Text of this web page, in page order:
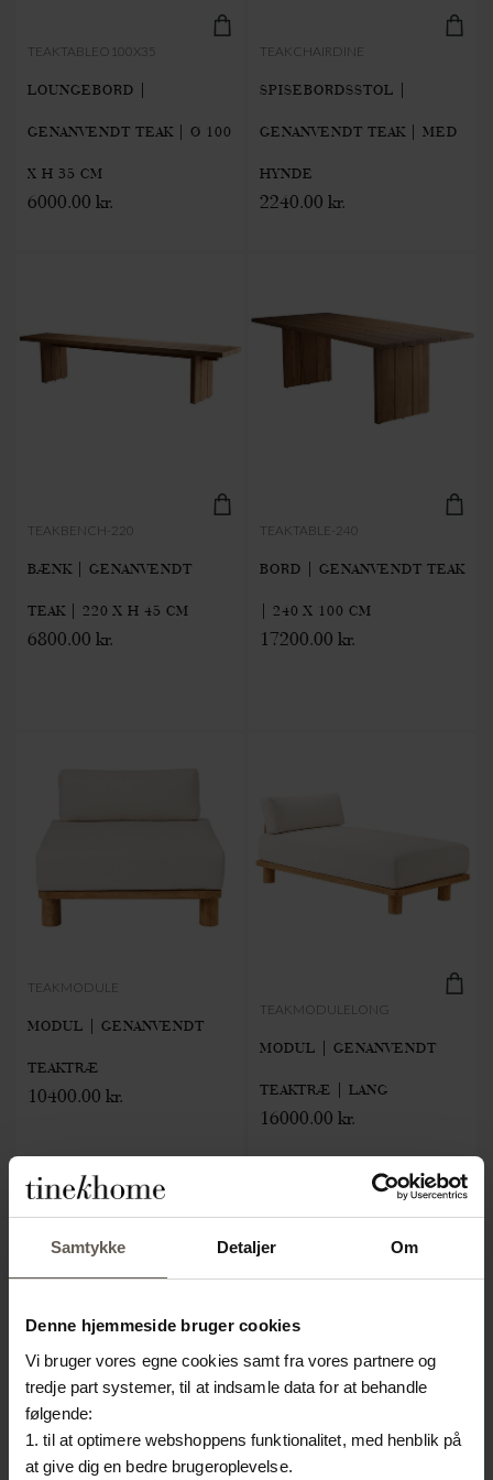
Samtykke Detaljer Om
Denne hjemmeside bruger cookies
Vi bruger vores egne cookies samt fra vores partnere og
tredje part systemer, til at indsamle data for at behandle
følgende:
1. til at optimere webshoppens funktionalitet, med henblik på
at give dig en bedre brugeroplevelse.
TEAKTABLEO100X35
LOUNGEBORD |
GENANVENDT TEAK | Ø 100
X H 35 CM
6000.00 kr.
TEAKCHAIRDINE
SPISEBORDSSTOL |
GENANVENDT TEAK | MED
HYNDE
2240.00 kr.
TEAKBENCH-220
BÆNK | GENANVENDT
TEAK | 220 X H 45 CM
6800.00 kr.
TEAKTABLE-240
BORD | GENANVENDT TEAK
| 240 X 100 CM
17200.00 kr.
TEAKMODULE
MODUL | GENANVENDT
TEAKTRÆ
10400.00 kr.
TEAKMODULELONG
MODUL | GENANVENDT
TEAKTRÆ | LANG
16000.00 kr.